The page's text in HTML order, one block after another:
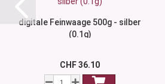
digitale Feinwaage 500g - silber
(0.1g)
CHF 36.10